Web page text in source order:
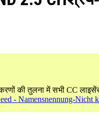
की तुलना में सभी CC
- Namensnennung-Nicht